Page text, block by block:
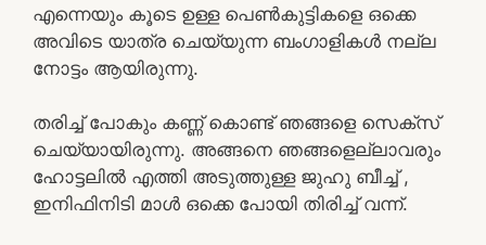
എന്നെയും കൂടെ ഉള്ള പെൺകുട്ടികളെ ഒക്കെ
അവിടെ യാത്ര ചെയ്യുന്ന ബംഗാളികൾ നല്ല
നോട്ടം ആയിരുന്നു.
തരിച്ച് പോകും കണ്ണ് കൊണ്ട് ഞങ്ങളെ സെക്സ്
ചെയ്യായിരുന്നു. അങ്ങനെ ഞങ്ങളെല്ലാവരും
ഹോട്ടലിൽ എത്തി അടുത്തുള്ള ജുഹു ബീച്ച് ,
ഇനിഫിനിടി മാൾ ഒക്കെ പോയി തിരിച്ച് വന്ന്.